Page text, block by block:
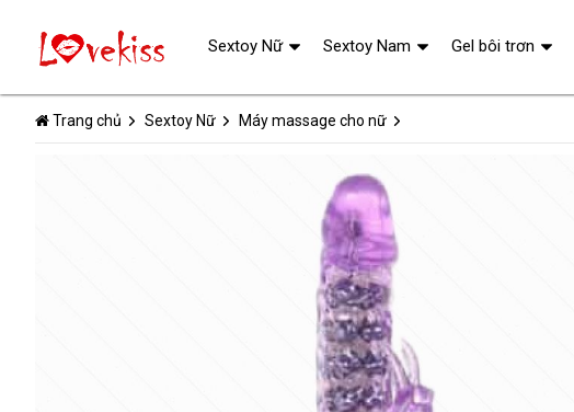
Trang chủ Sextoy Nữ Máy massage cho nữ
Sextoy Nữ Sextoy Nam Gel bôi trơn